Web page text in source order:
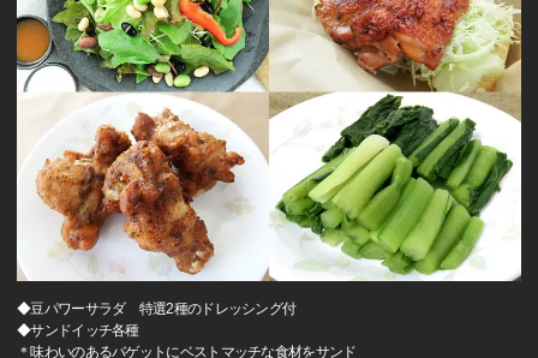
◆豆パワーサラダ 特選2種のドレッシング付
◆サンドイッチ各種
＊味わいのあるバゲットにベストマッチな食材をサンド